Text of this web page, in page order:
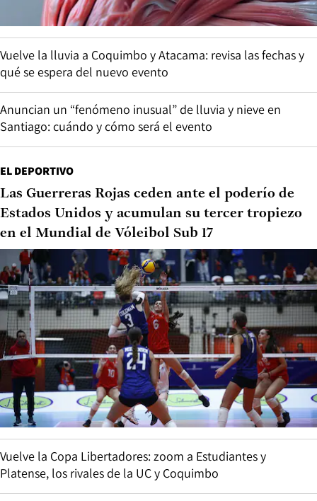
Vuelve la lluvia a Coquimbo y Atacama: revisa las fechas y
qué se espera del nuevo evento
Anuncian un “fenómeno inusual” de lluvia y nieve en
Santiago: cuándo y cómo será el evento
EL DEPORTIVO
Las Guerreras Rojas ceden ante el poderío de
Estados Unidos y acumulan su tercer tropiezo
en el Mundial de Vóleibol Sub 17
Vuelve la Copa Libertadores: zoom a Estudiantes y
Platense, los rivales de la UC y Coquimbo